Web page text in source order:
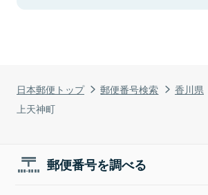
日本郵便トップ 郵便番号検索 香川県
上天神町
郵便番号を調べる